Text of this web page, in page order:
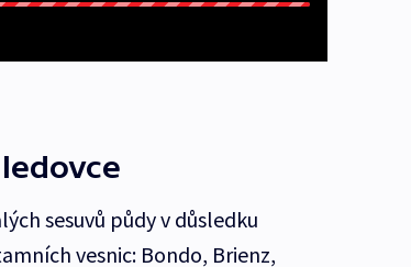
sesuvů půdy v důsledku
vesnic: Bondo, Brienz,